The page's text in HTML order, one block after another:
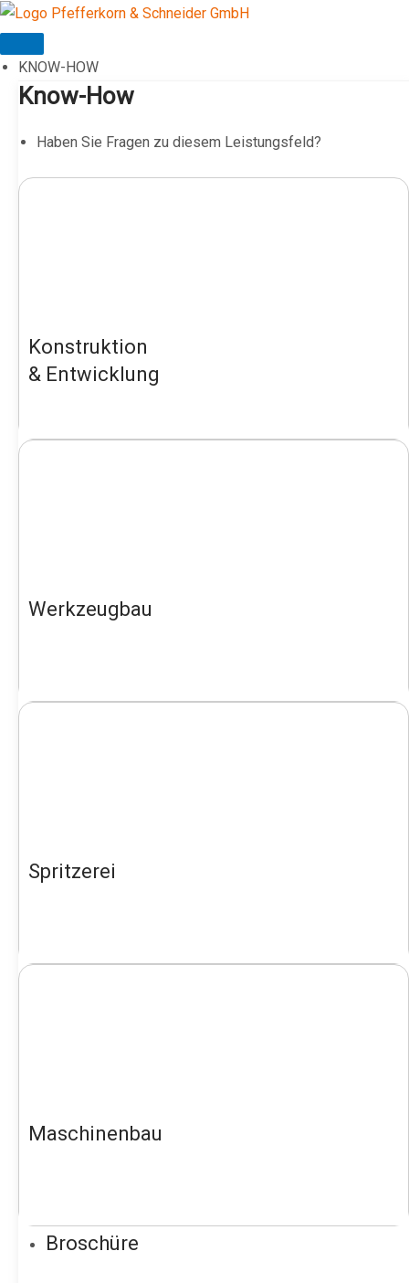
Zum
Inhalt
springen
KNOW-HOW
Know-How
Haben Sie Fragen zu diesem Leistungsfeld?
Konstruktion
& Entwicklung
Werkzeugbau
Spritzerei
Maschinenbau
Broschüre